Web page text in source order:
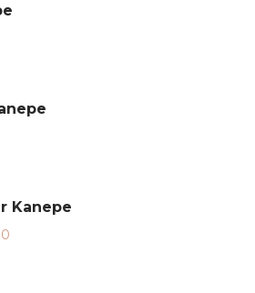
Kanepe